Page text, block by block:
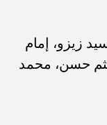
زيزو، إمام
حسن، محمد